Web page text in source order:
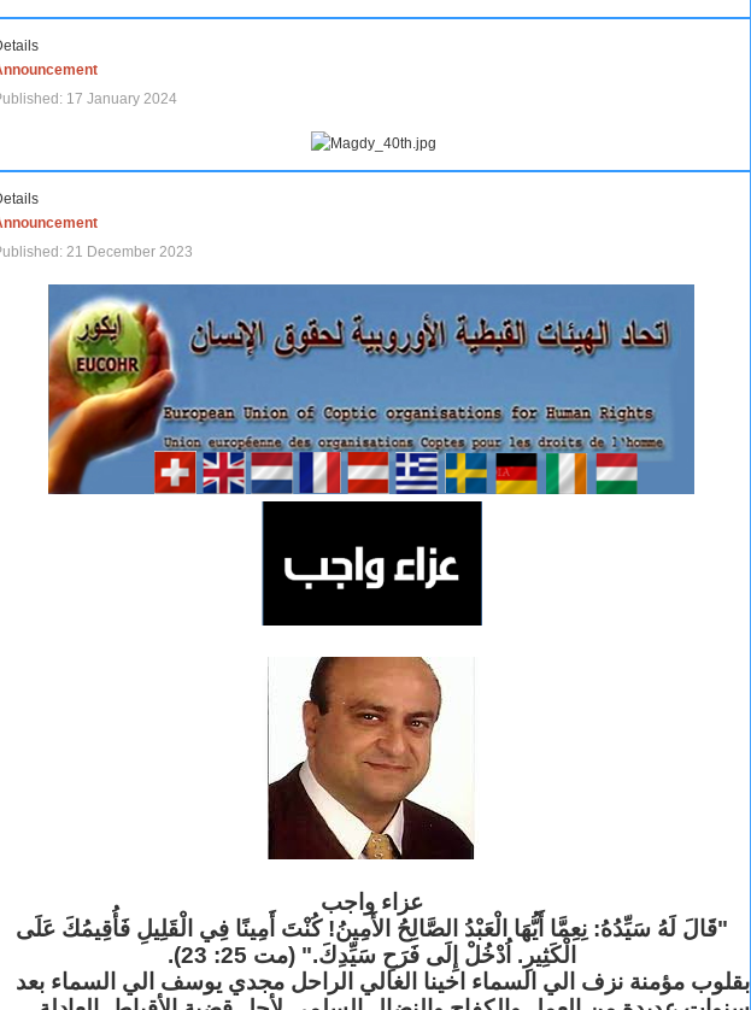
17 January 2024
21 December 2023
عزاء واجب
"قَالَ لَهُ سَيِّدُهُ: نِعِمَّا أَيُّهَا الْعَبْدُ الصَّالِحُ الأَمِينُ! كُنْتَ أَمِينًا فِي الْقَلِيلِ فَأُقِيمُكَ عَلَى
الْكَثِيرِ. اُدْخُلْ إِلَى فَرَحِ سَيِّدِكَ." (مت 25: 23).
بقلوب مؤمنة نزف الي السماء اخينا الغالي الراحل مجدي يوسف الي السماء بعد